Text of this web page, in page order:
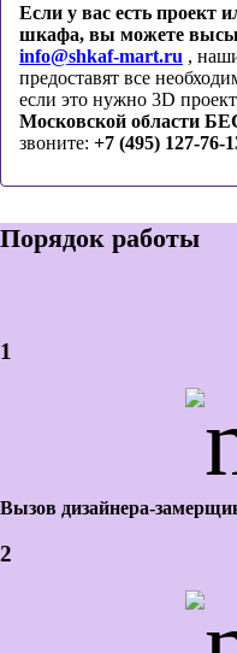
Если у вас есть проект
шкафа, вы можете
info@shkaf-mart.ru ,
предоставят все
если это нужно 3D
Московской области
звоните: +7 (495) 127-76-
Порядок работы
1
Вызов дизайнера-
2